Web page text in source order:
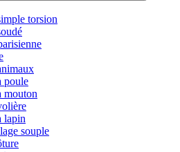
torsion
poule
mouton
lapin
souple